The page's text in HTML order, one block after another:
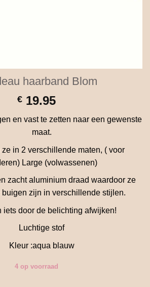
haarband Blom
€ 19.95
en vast te zetten naar een gewenste
maat.
in 2 verschillende maten, ( voor
Large (volwassenen)
zacht aluminium draad waardoor ze
buigen zijn in verschillende stijlen.
iets door de belichting afwijken!
Luchtige stof
Kleur :aqua blauw
4 op voorraad
aantal